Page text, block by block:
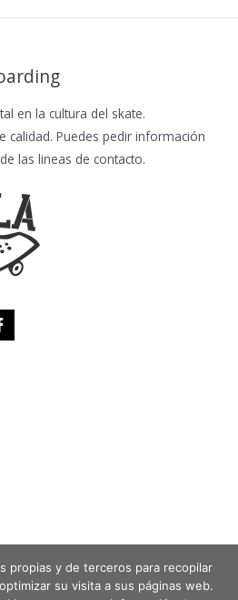
en la cultura del skate.
calidad. Puedes pedir información
las lineas de contacto.
propias y de terceros para recopilar
su visita a sus páginas web.